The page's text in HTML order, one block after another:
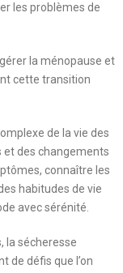
les problèmes de
la ménopause et
cette transition
de la vie des
des changements
connaître les
habitudes de vie
avec sérénité.
la sécheresse
de défis que l’on